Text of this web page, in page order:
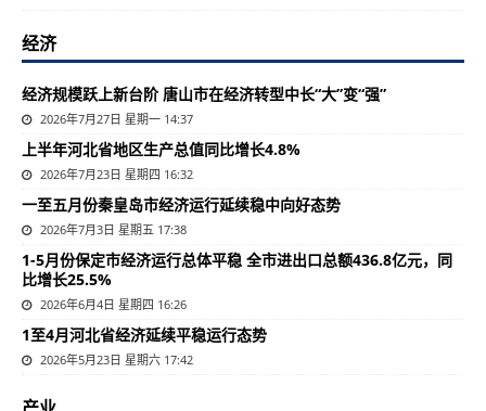
经济
经济规模跃上新台阶 唐山市在经济转型中长“大”变“强”
2026年7月27日 星期一 14:37
上半年河北省地区生产总值同比增长4.8%
2026年7月23日 星期四 16:32
一至五月份秦皇岛市经济运行延续稳中向好态势
2026年7月3日 星期五 17:38
1-5月份保定市经济运行总体平稳 全市进出口总额436.8亿元，同
比增长25.5%
2026年6月4日 星期四 16:26
1至4月河北省经济延续平稳运行态势
2026年5月23日 星期六 17:42